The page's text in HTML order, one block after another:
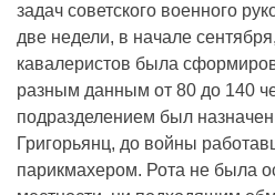
задач советского военного
две недели, в начале
кавалеристов была
разным данным от 80 до 140
подразделением был назначен
Григорьянц, до войны
парикмахером. Рота не была